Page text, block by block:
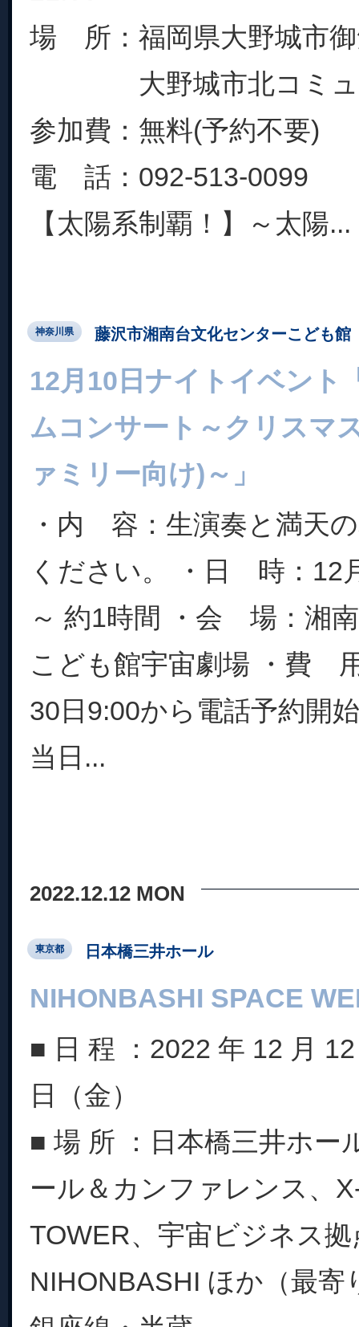
場 所：福岡県大野城市
大野城市北コミュ
参加費：無料(予約不要)
電 話：092-513-0099
【太陽系制覇！】～太陽...
神奈川県 藤沢市湘南台文化センターこども館
12月10日ナイトイベント
ムコンサート～クリスマ
ァミリー向け)～」
・内 容：生演奏と満天
ください。 ・日 時：12
～ 約1時間 ・会 場：湘
こども館宇宙劇場 ・費
30日9:00から電話予約開
当日...
2022.12.12 MON
東京都 日本橋三井ホール
NIHONBASHI SPACE
■ 日 程 ：2022 年 12 月
日（金）
■ 場 所 ：日本橋三井ホー
ール＆カンファレンス、
TOWER、宇宙ビジネス拠
NIHONBASHI ほか（最寄